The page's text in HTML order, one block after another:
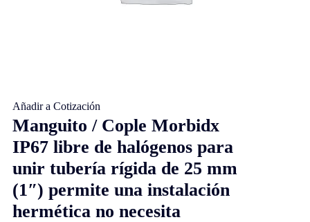
Manguito / Cople Morbidx
IP67 libre de halógenos para
unir tubería rígida de 25 mm
(1″) permite una instalación
hermética no necesita
Añadir a Cotización